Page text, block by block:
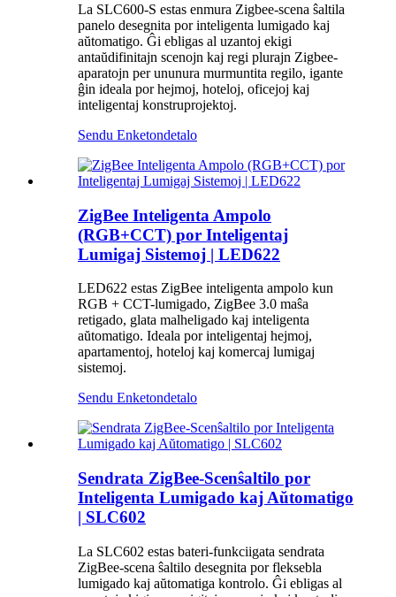
La SLC600-S estas enmura Zigbee-scena ŝaltila
panelo desegnita por inteligenta lumigado kaj
aŭtomatigo. Ĝi ebligas al uzantoj ekigi
antaŭdifinitajn scenojn kaj regi plurajn Zigbee-
aparatojn per ununura murmuntita regilo, igante
ĝin ideala por hejmoj, hoteloj, oficejoj kaj
inteligentaj konstruprojektoj.
Sendu Enketondetalo
ZigBee Inteligenta Ampolo
(RGB+CCT) por Inteligentaj
Lumigaj Sistemoj | LED622
LED622 estas ZigBee inteligenta ampolo kun
RGB + CCT-lumigado, ZigBee 3.0 maŝa
retigado, glata malheligado kaj inteligenta
aŭtomatigo. Ideala por inteligentaj hejmoj,
apartamentoj, hoteloj kaj komercaj lumigaj
sistemoj.
Sendu Enketondetalo
Sendrata ZigBee-Scenŝaltilo por
Inteligenta Lumigado kaj Aŭtomatigo
| SLC602
La SLC602 estas bateri-funkciigata sendrata
ZigBee-scena ŝaltilo desegnita por fleksebla
lumigado kaj aŭtomatiga kontrolo. Ĝi ebligas al